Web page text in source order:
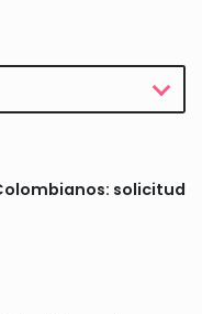
solicitud